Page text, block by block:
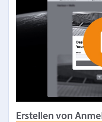
Erstellen von